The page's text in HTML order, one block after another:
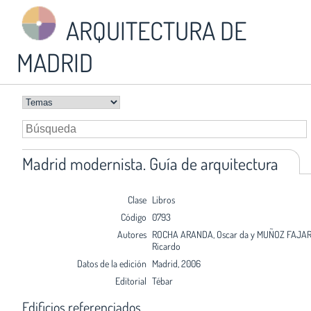
ARQUITECTURA DE
MADRID
Madrid modernista. Guía de arquitectura
Clase Libros
Código 0793
Autores ROCHA ARANDA, Oscar da y MUÑOZ
Ricardo
Datos de la edición Madrid, 2006
Editorial Tébar
Edificios referenciados